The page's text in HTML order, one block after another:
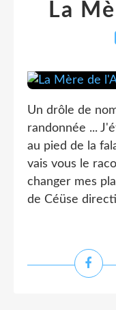
La
Un drôle de
randonnée ...
au pied de la
vais vous le
changer mes
de Céüse